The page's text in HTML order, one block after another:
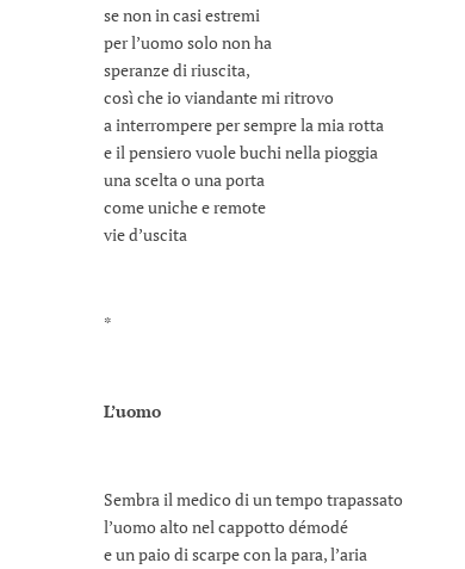
se non in casi estremi
per l’uomo solo non ha
speranze di riuscita,
così che io viandante mi ritrovo
a interrompere per sempre la mia rotta
e il pensiero vuole buchi nella pioggia
una scelta o una porta
come uniche e remote
vie d’uscita
*
L’uomo
Sembra il medico di un tempo trapassato
l’uomo alto nel cappotto démodé
e un paio di scarpe con la para, l’aria